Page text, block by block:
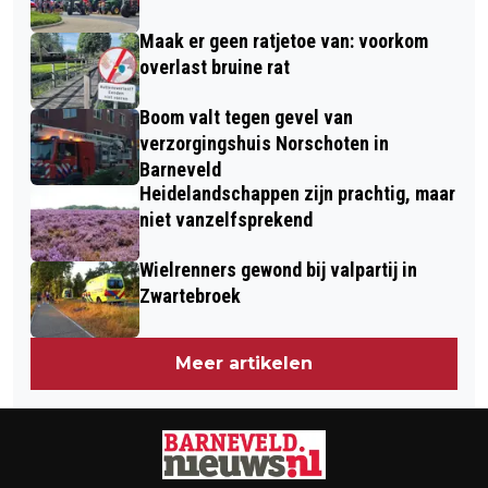
EEN BALLETJESPISTOOL TE GAAN
Maak er geen ratjetoe van: voorkom
overlast bruine rat
Boom valt tegen gevel van
verzorgingshuis Norschoten in
Barneveld
Heidelandschappen zijn prachtig, maar
niet vanzelfsprekend
Wielrenners gewond bij valpartij in
Zwartebroek
Meer artikelen